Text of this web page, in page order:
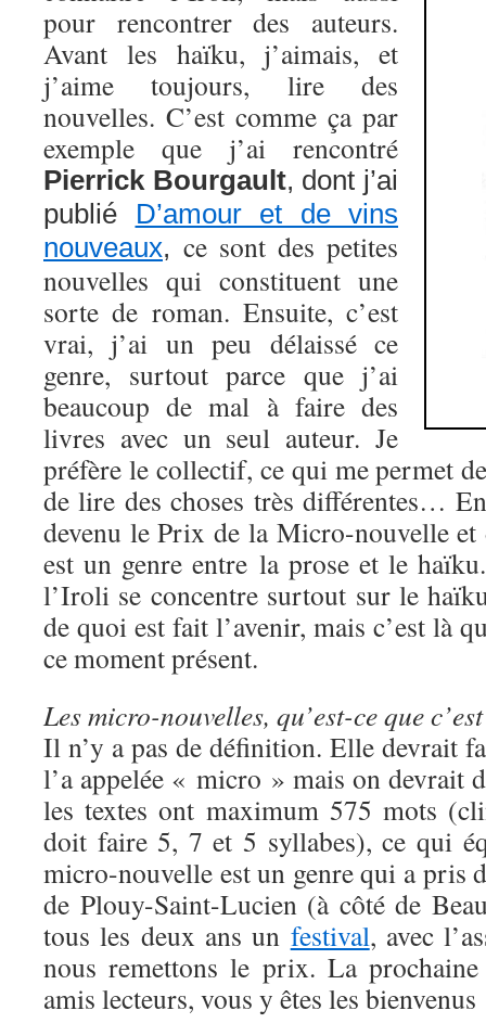
pour rencontrer des auteurs.
Avant les haïku, j’aimais, et
j’aime toujours, lire des
nouvelles. C’est comme ça par
exemple que j’ai rencontré
Pierrick Bourgault, dont j’ai
publié D’amour et de vins
nouveaux, ce sont des petites
nouvelles qui constituent une
sorte de roman. Ensuite, c’est
vrai, j’ai un peu délaissé ce
genre, surtout parce que j’ai
beaucoup de mal à faire des
livres avec un seul auteur. Je
préfère le collectif, ce qui me permet
de lire des choses très différentes…
devenu le Prix de la Micro-nouvelle
est un genre entre la prose et le
l’Iroli se concentre surtout sur le
de quoi est fait l’avenir, mais c’est là
ce moment présent.
Les micro-nouvelles, qu’est-ce que
Il n’y a pas de définition. Elle devrait
l’a appelée « micro » mais on devrait
les textes ont maximum 575 mots
doit faire 5, 7 et 5 syllabes), ce qui
micro-nouvelle est un genre qui a pris
de Plouy-Saint-Lucien (à côté de
tous les deux ans un festival, avec
nous remettons le prix. La
amis lecteurs, vous y êtes les bienvenus